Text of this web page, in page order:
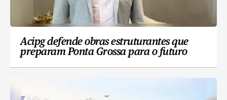
Acipg defende obras estruturantes que
preparam Ponta Grossa para o futuro